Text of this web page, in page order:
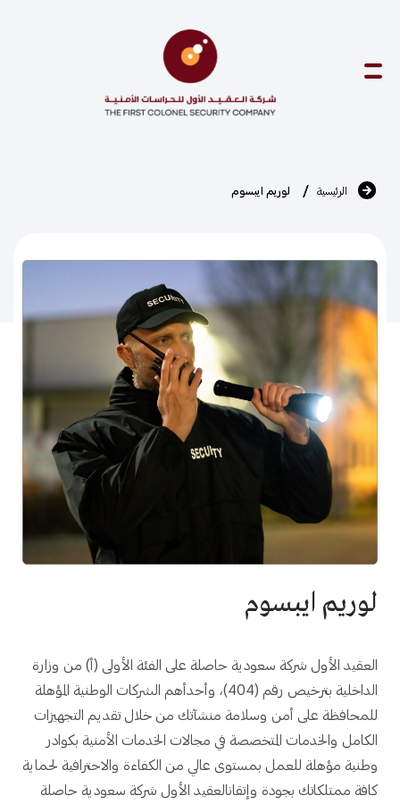
content
الرئيسية لوريم ايبسوم
لوريم ايبسوم
العقيد الأول شركة سعودية حاصلة على الفئة الأولى (أ) من وزارة
الداخلية بترخيص رقم (404)، وأحدأهم الشركات الوطنية المؤهلة
للمحافظة على أمن وسلامة منشآتك من خلال تقديم التجهيزات
الكامل والخدمات المتخصصة في مجالات الخدمات الأمنية بكوادر
وطنية مؤهلة للعمل بمستوى عالي من الكفاءة والاحترافية لحماية
كافة ممتلكاتك بجودة وإتقانالعقيد الأول شركة سعودية حاصلة